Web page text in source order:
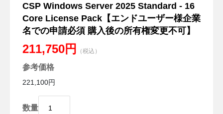
CSP Windows Server 2025 Standard - 16
Core License Pack【エンドユーザー様企業
名での申請必須 購入後の所有権変更不可】
211,750円 （税込）
参考価格
221,100円
数量